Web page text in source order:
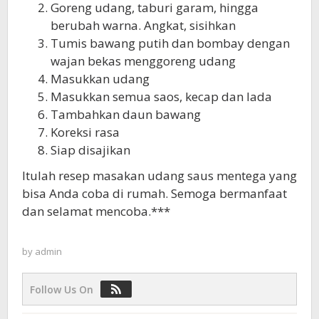
Goreng udang, taburi garam, hingga
berubah warna. Angkat, sisihkan
Tumis bawang putih dan bombay dengan
wajan bekas menggoreng udang
Masukkan udang
Masukkan semua saos, kecap dan lada
Tambahkan daun bawang
Koreksi rasa
Siap disajikan
Itulah resep masakan udang saus mentega yang
bisa Anda coba di rumah. Semoga bermanfaat
dan selamat mencoba.***
by admin
Follow Us On